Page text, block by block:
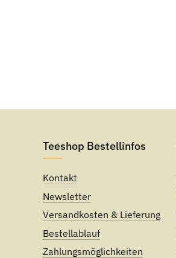
Teeshop Bestellinfos
Kontakt
Newsletter
Versandkosten & Lieferung
Bestellablauf
Zahlungsmöglichkeiten